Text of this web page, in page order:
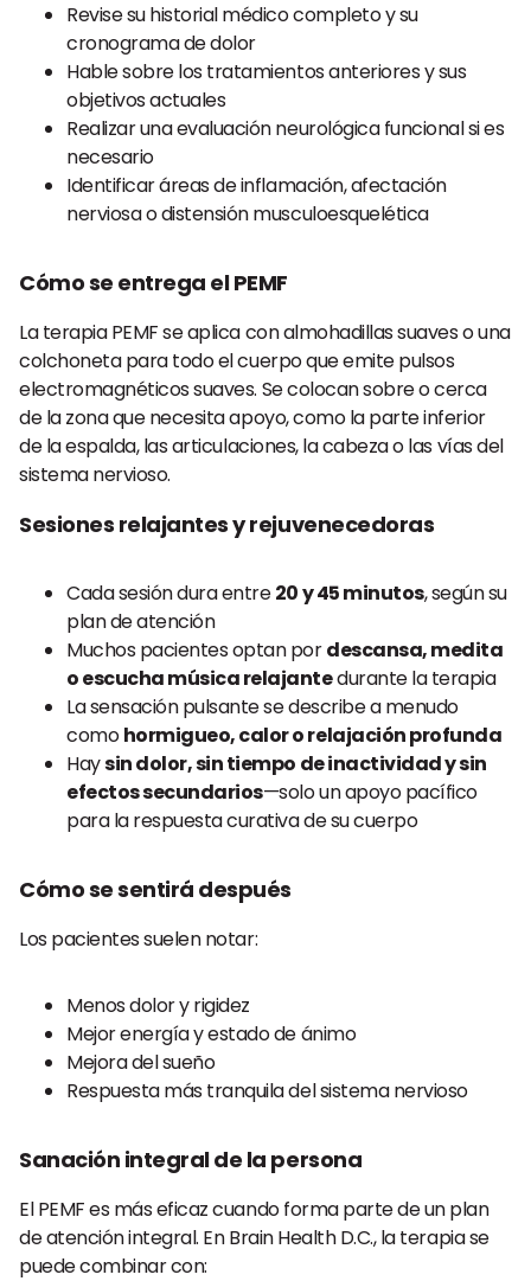
Revise su historial médico completo y su
cronograma de dolor
Hable sobre los tratamientos anteriores y sus
objetivos actuales
Realizar una evaluación neurológica funcional si es
necesario
Identificar áreas de inflamación, afectación
nerviosa o distensión musculoesquelética
Cómo se entrega el PEMF
La terapia PEMF se aplica con almohadillas suaves o una
colchoneta para todo el cuerpo que emite pulsos
electromagnéticos suaves. Se colocan sobre o cerca
de la zona que necesita apoyo, como la parte inferior
de la espalda, las articulaciones, la cabeza o las vías del
sistema nervioso.
Sesiones relajantes y rejuvenecedoras
Cada sesión dura entre20 y 45 minutos, según su
plan de atención
Muchos pacientes optan pordescansa, medita
o escucha música relajantedurante la terapia
La sensación pulsante se describe a menudo
comohormigueo, calor o relajación profunda
Haysin dolor, sin tiempo de inactividad y sin
efectos secundarios—solo un apoyo pacífico
para la respuesta curativa de su cuerpo
Cómo se sentirá después
Los pacientes suelen notar:
Menos dolor y rigidez
Mejor energía y estado de ánimo
Mejora del sueño
Respuesta más tranquila del sistema nervioso
Sanación integral de la persona
El PEMF es más eficaz cuando forma parte de un plan
de atención integral. En Brain Health D.C., la terapia se
puede combinar con: